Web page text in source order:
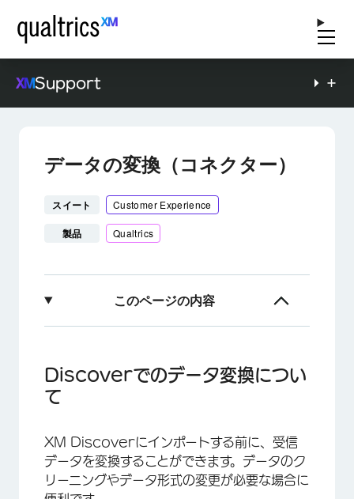
Support
データの変換（コネクター）
スイート Customer Experience
製品 Qualtrics
このページの内容
ダイナミック・ルックアップ
ルックアップテーブルから値を置換
カスタム・トランスフォーム
自然なIDの自動生成
Discoverでのデータ変換につい
て
XM Discoverにインポートする前に、受信
データを変換することができます。データのク
リーニングやデータ形式の変更が必要な場合に